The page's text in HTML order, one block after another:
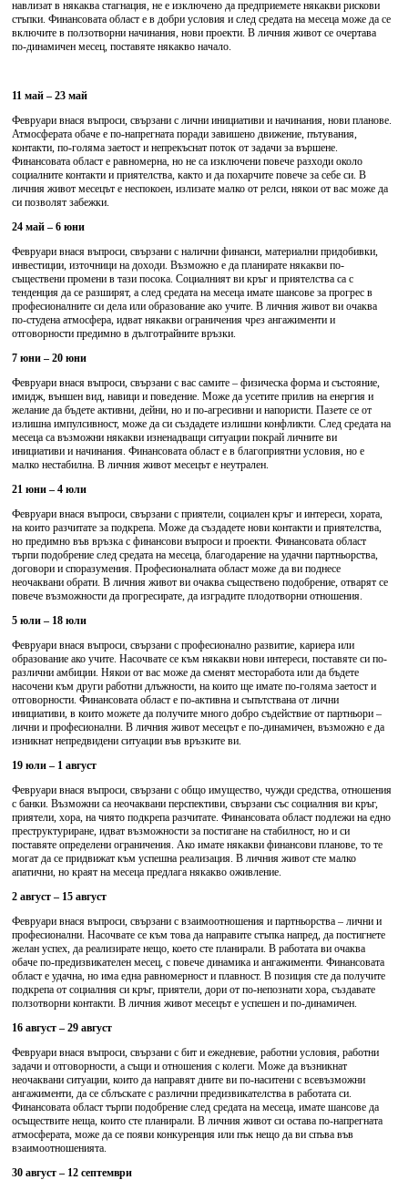
навлизат в някаква стагнация, не е изключено да предприемете някакви рискови
стъпки. Финансовата област е в добри условия и след средата на месеца може да се
включите в ползотворни начинания, нови проекти. В личния живот се очертава
по-динамичен месец, поставяте някакво начало.
11 май – 23 май
Февруари внася въпроси, свързани с лични инициативи и начинания, нови планове.
Атмосферата обаче е по-напрегната поради завишено движение, пътувания,
контакти, по-голяма заетост и непрекъснат поток от задачи за вършене.
Финансовата област е равномерна, но не са изключени повече разходи около
социалните контакти и приятелства, както и да похарчите повече за себе си. В
личния живот месецът е неспокоен, излизате малко от релси, някои от вас може да
си позволят забежки.
24 май – 6 юни
Февруари внася въпроси, свързани с налични финанси, материални придобивки,
инвестиции, източници на доходи. Възможно е да планирате някакви по-
съществени промени в тази посока. Социалният ви кръг и приятелства са с
тенденция да се разширят, а след средата на месеца имате шансове за прогрес в
професионалните си дела или образование ако учите. В личния живот ви очаква
по-студена атмосфера, идват някакви ограничения чрез ангажименти и
отговорности предимно в дълготрайните връзки.
7 юни – 20 юни
Февруари внася въпроси, свързани с вас самите – физическа форма и състояние,
имидж, външен вид, навици и поведение. Може да усетите прилив на енергия и
желание да бъдете активни, дейни, но и по-агресивни и напористи. Пазете се от
излишна импулсивност, може да си създадете излишни конфликти. След средата на
месеца са възможни някакви изненадващи ситуации покрай личните ви
инициативи и начинания. Финансовата област е в благоприятни условия, но е
малко нестабилна. В личния живот месецът е неутрален.
21 юни – 4 юли
Февруари внася въпроси, свързани с приятели, социален кръг и интереси, хората,
на които разчитате за подкрепа. Може да създадете нови контакти и приятелства,
но предимно във връзка с финансови въпроси и проекти. Финансовата област
търпи подобрение след средата на месеца, благодарение на удачни партньорства,
договори и споразумения. Професионалната област може да ви поднесе
неочаквани обрати. В личния живот ви очаква съществено подобрение, отварят се
повече възможности да прогресирате, да изградите плодотворни отношения.
5 юли – 18 юли
Февруари внася въпроси, свързани с професионално развитие, кариера или
образование ако учите. Насочвате се към някакви нови интереси, поставяте си по-
различни амбиции. Някои от вас може да сменят месторабота или да бъдете
насочени към други работни длъжности, на които ще имате по-голяма заетост и
отговорности. Финансовата област е по-активна и съпътствана от лични
инициативи, в които можете да получите много добро съдействие от партньори –
лични и професионални. В личния живот месецът е по-динамичен, възможно е да
изникнат непредвидени ситуации във връзките ви.
19 юли – 1 август
Февруари внася въпроси, свързани с общо имущество, чужди средства, отношения
с банки. Възможни са неочаквани перспективи, свързани със социалния ви кръг,
приятели, хора, на чиято подкрепа разчитате. Финансовата област подлежи на едно
преструктуриране, идват възможности за постигане на стабилност, но и си
поставяте определени ограничения. Ако имате някакви финансови планове, то те
могат да се придвижат към успешна реализация. В личния живот сте малко
апатични, но краят на месеца предлага някакво оживление.
2 август – 15 август
Февруари внася въпроси, свързани с взаимоотношения и партньорства – лични и
професионални. Насочвате се към това да направите стъпка напред, да постигнете
желан успех, да реализирате нещо, което сте планирали. В работата ви очаква
обаче по-предизвикателен месец, с повече динамика и ангажименти. Финансовата
област е удачна, но има една равномерност и плавност. В позиция сте да получите
подкрепа от социалния си кръг, приятели, дори от по-непознати хора, създавате
ползотворни контакти. В личния живот месецът е успешен и по-динамичен.
16 август – 29 август
Февруари внася въпроси, свързани с бит и ежедневие, работни условия, работни
задачи и отговорности, а същи и отношения с колеги. Може да възникнат
неочаквани ситуации, които да направят дните ви по-наситени с всевъзможни
ангажименти, да се сблъскате с различни предизвикателства в работата си.
Финансовата област търпи подобрение след средата на месеца, имате шансове да
осъществите неща, които сте планирали. В личния живот си остава по-напрегната
атмосферата, може да се появи конкуренция или пък нещо да ви спъва във
взаимоотношенията.
30 август – 12 септември